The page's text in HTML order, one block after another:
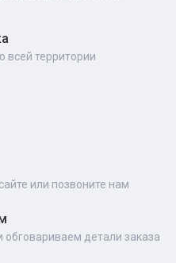
всей территории
или позвоните нам
детали заказа